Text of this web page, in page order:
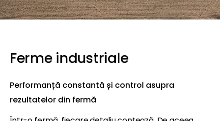
Ferme industriale
Performanță constantă și control asupra
rezultatelor din fermă